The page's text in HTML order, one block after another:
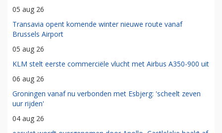
05 aug 26
Transavia opent komende winter nieuwe route vanaf
Brussels Airport
05 aug 26
KLM stelt eerste commerciële vlucht met Airbus A350-900 uit
06 aug 26
Groningen vanaf nu verbonden met Esbjerg: 'scheelt zeven
uur rijden'
04 aug 26